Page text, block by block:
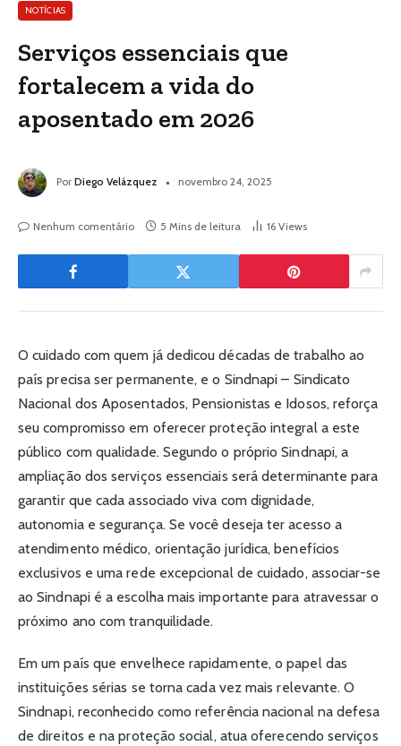
NOTÍCIAS
Serviços essenciais que
fortalecem a vida do
aposentado em 2026
Por Diego Velázquez novembro 24, 2025
Nenhum comentário 5 Mins de leitura 16 Views
O cuidado com quem já dedicou décadas de trabalho ao
país precisa ser permanente, e o Sindnapi – Sindicato
Nacional dos Aposentados, Pensionistas e Idosos, reforça
seu compromisso em oferecer proteção integral a este
público com qualidade. Segundo o próprio Sindnapi, a
ampliação dos serviços essenciais será determinante para
garantir que cada associado viva com dignidade,
autonomia e segurança. Se você deseja ter acesso a
atendimento médico, orientação jurídica, benefícios
exclusivos e uma rede excepcional de cuidado, associar-se
ao Sindnapi é a escolha mais importante para atravessar o
próximo ano com tranquilidade.
Em um país que envelhece rapidamente, o papel das
instituições sérias se torna cada vez mais relevante. O
Sindnapi, reconhecido como referência nacional na defesa
de direitos e na proteção social, atua oferecendo serviços